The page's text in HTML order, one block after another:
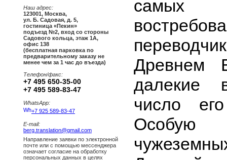
Наш адрес:
123001, Москва,
ул. Б. Садовая, д. 5,
гостиница «Пекин»
подъезд №2, вход со стороны
Садового кольца, этаж 1А,
офис 138
(бесплатная парковка по
предварительному заказу не
менее чем за 1 час до въезда)
Телефон/факс:
+7 495 650-35-00
+7 495 589-83-47
WhatsApp:
+7 925 589-83-47
E-mail:
berg.translation@gmail.com
Направление заявки по электронной
почте или с помощью мессенджера
означает согласие на обработку
персональных данных в целях
самых
Древнем
далекие
число